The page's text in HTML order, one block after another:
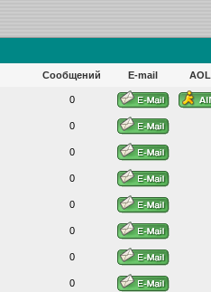
Сообщений E-mail AOL
0
0
0
0
0
0
0
0